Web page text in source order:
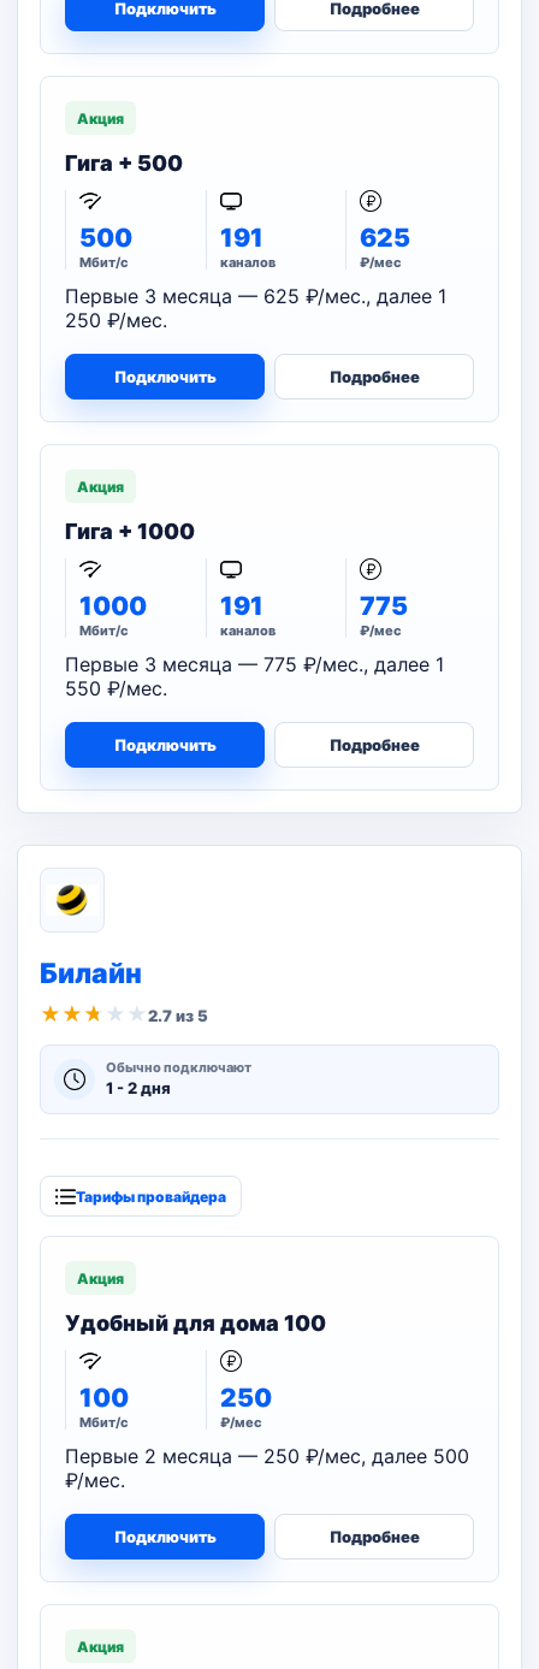
Подключить Подробнее
Акция
Гига + 500
500
Мбит/с
191
каналов
625
₽/мес
Первые 3 месяца — 625 ₽/мес., далее 1
250 ₽/мес.
Подключить Подробнее
Акция
Гига + 1000
1000
Мбит/с
191
каналов
775
₽/мес
Первые 3 месяца — 775 ₽/мес., далее 1
550 ₽/мес.
Подключить Подробнее
Билайн
★ ★ ★ ★ ★2.7 из 5
Обычно подключают
1 - 2 дня
Тарифы провайдера
Акция
Удобный для дома 100
100
Мбит/с
250
₽/мес
Первые 2 месяца — 250 ₽/мес, далее 500
₽/мес.
Подключить Подробнее
Акция